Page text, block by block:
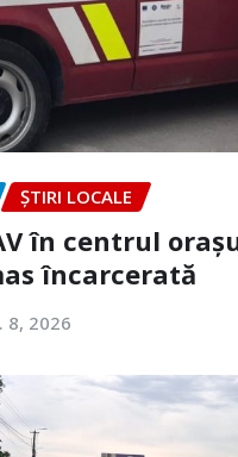
ȘTIRI LOCALE
în centrul
încarcerată
8, 2026